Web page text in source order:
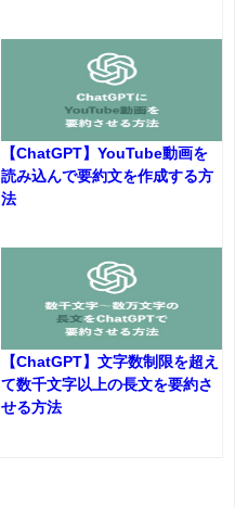
【ChatGPT】YouTube動画を
読み込んで要約文を作成する方
法
【ChatGPT】文字数制限を超え
て数千文字以上の長文を要約さ
せる方法